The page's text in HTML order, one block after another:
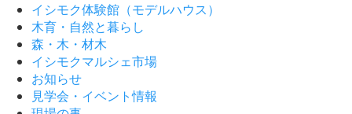
イシモク体験館（モデルハウス）
木育・自然と暮らし
森・木・材木
イシモクマルシェ市場
お知らせ
見学会・イベント情報